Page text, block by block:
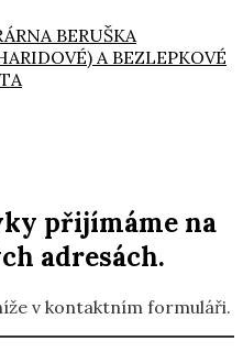
BERUŠKA
A BEZLEPKOVÉ
přijímáme na
adresách.
v kontaktním formuláři.